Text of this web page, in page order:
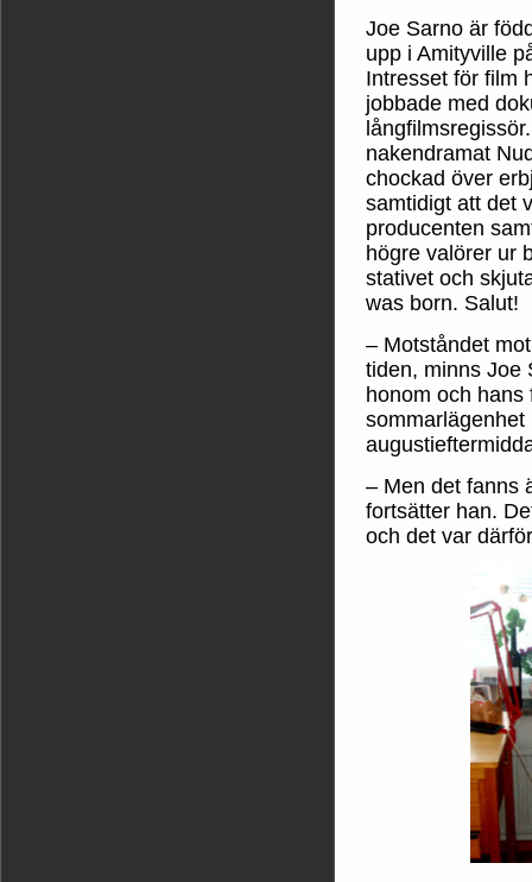
Joe Sarno är
upp i Amityville
Intresset för film
jobbade med
nakendramat
chockad över
samtidigt att det
producenten
högre valörer ur
stativet och
was born. Salut!
– Motståndet
tiden, minns Joe
honom och hans
– Men det fanns
fortsätter han.
och det var